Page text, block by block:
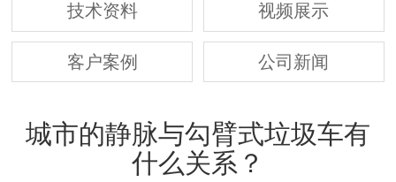
技术资料 视频展示
客户案例 公司新闻
城市的静脉与勾臂式垃圾车有
什么关系？